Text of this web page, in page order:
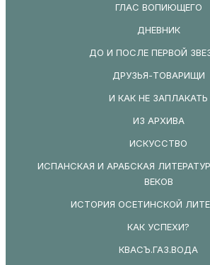
ГЛАС ВОПИЮЩЕГО
ДНЕВНИК
ДО И ПОСЛЕ ПЕРВОЙ
ДРУЗЬЯ-ТОВАРИЩИ
И КАК НЕ ЗАПЛАКАТЬ
ИЗ АРХИВА
ИСКУССТВО
ИСПАНСКАЯ И АРАБСКАЯ
ВЕКОВ
ИСТОРИЯ ОСЕТИНСКОЙ
КАК УСПЕХИ?
КВАСЪ.ГАЗ.ВОДА